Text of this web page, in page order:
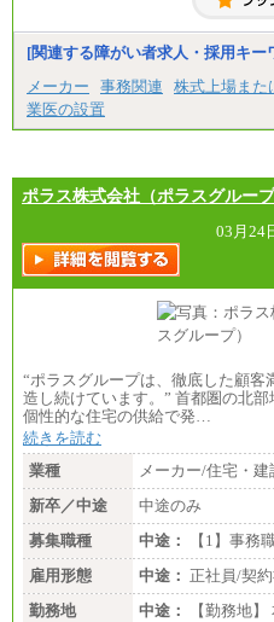
（１）一般事務職
月給 229,440 円以
※試用期間中も給
（２）生産補助職
月給 255,000円以上
[関連する障がい者求人・採用キー
メーカー
事務関連 株式上場また
業医の設置
ポラス株式会社（ポラスグループ
03月24
“ポラスグループは、徹底した顧客
造し続けています。” 首都圏の北
個性的な住宅の供給で発…
続きを読む
業種
メーカー/住宅・
新卒／中途
中途のみ
募集職種
中途：
【1】事
雇用形態
中途： 正社員/契
勤務地
中途：
【勤務地